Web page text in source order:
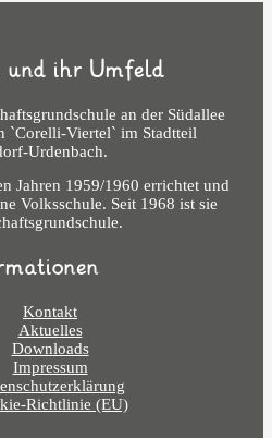
und ihr Umfeld
an der Südallee
`Corelli-Viertel` im Stadtteil
Urdenbach.
Jahren 1959/1960 errichtet und
Volksschule. Seit 1968 ist sie
Kontakt
Aktuelles
Downloads
Impressum
Richtlinie (EU)